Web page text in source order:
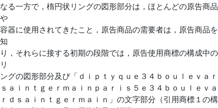
なる一方で，楕円状リングの図形部分は，ほとんどの原告商
や
容器に使用されてきたこと，原告商品の需要者は，原告商品
知
り，それらに接する初期の段階では，原告使用商標の構成中
リ
ングの図形部分及び「ｄｉｐｔｙｑｕｅ３４ｂｏｕｌｅｖａ
ｓａｉｎｔｇｅｒｍａｉｎｐａｒｉｓ５ｅ３４ｂｏｕｌｅｖａ
ｒｄｓａｉｎｔｇｅｒｍａｉｎ」の文字部分（引用商標１の